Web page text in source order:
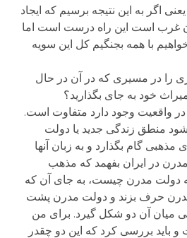
اگر به این نتیجه برسیم که ایجاد
غرب است این راه درست است اما
با همه بجنگیم کل این سویه
را در مسیری که در آن در حال
خود به جای بگذارید؟
در واقعیت وجود دارد متفاوت است.
منطق زندگی جدید یا دولت
گام بگذارد و به زبان آنها
در ایران بفهمد که مذهب
دولت مدرن چیست، به جای آن که
حرف بزند و دولت مدرن پشت
میان آن دو شکل گیرد. برای من
و باید بررسی کرد که این دو چقدر